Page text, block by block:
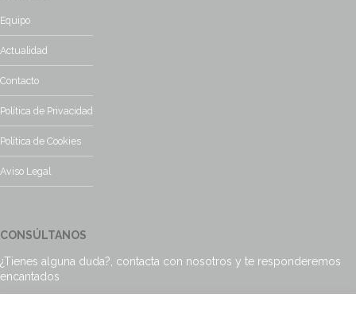
Equipo
Actualidad
Contacto
Política de Privacidad
Política de Cookies
Aviso Legal
CONSÚLTANOS
¿Tienes alguna duda?, contacta con nosotros y te responderemos
encantados